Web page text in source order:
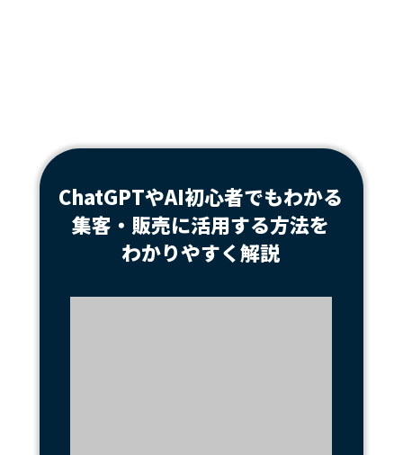
ChatGPTやAI初心者でもわかる
集客・販売に活用する方法を
わかりやすく解説